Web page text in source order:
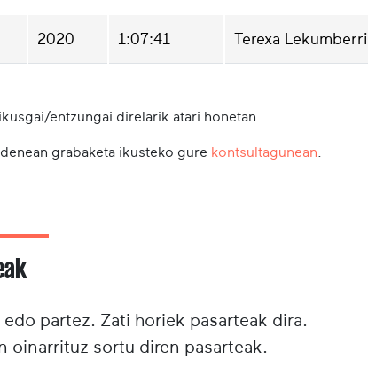
2020 1:07:41 Terexa Lekumberri
entzungai direlarik atari honetan.
grabaketa ikusteko gure kontsultagunean
partez. Zati horiek pasarteak dira.
oinarrituz sortu diren pasarteak.